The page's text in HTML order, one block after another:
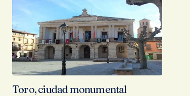
Toro, ciudad monumental